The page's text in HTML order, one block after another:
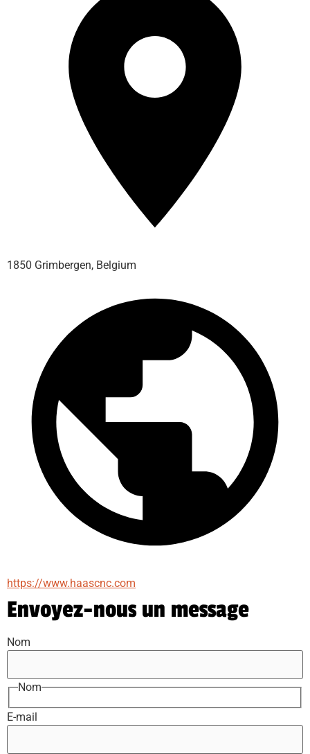
1850 Grimbergen, Belgium
https://www.haascnc.com
Envoyez-nous un message
Nom
Nom
E-mail